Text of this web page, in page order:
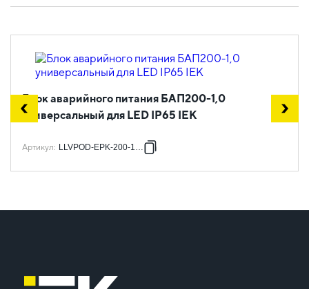
Блок аварийного питания БАП200-1,0
универсальный для LED IP65 IEK
Артикул: LLVPOD-EPK-200-1H-U